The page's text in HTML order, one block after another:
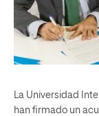
La Universidad
han firmado un